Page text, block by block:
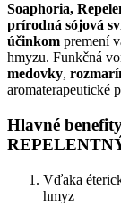
Soaphoria,
prírodná sójová
účinkom premení
hmyzu. Funkčná
medovky,
aromaterapeutické
Hlavné
Vďaka
hmyz